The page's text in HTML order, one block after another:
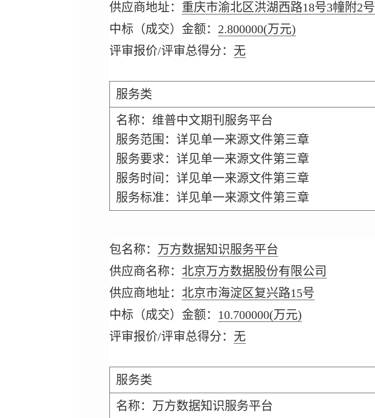
供应商地址： 重庆市渝北区洪湖西路18号3幢附2号
中标（成交）金额： 2.800000(万元)
评审报价/评审总得分： 无
服务类
名称：维普中文期刊服务平台
服务范围：详见单一来源文件第三章
服务要求：详见单一来源文件第三章
服务时间：详见单一来源文件第三章
服务标准：详见单一来源文件第三章
包名称： 万方数据知识服务平台
供应商名称： 北京万方数据股份有限公司
供应商地址： 北京市海淀区复兴路15号
中标（成交）金额： 10.700000(万元)
评审报价/评审总得分： 无
服务类
名称：万方数据知识服务平台